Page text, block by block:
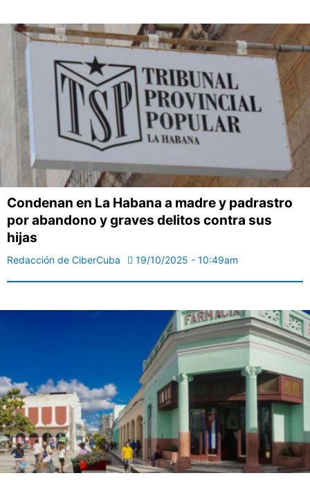
Condenan en La Habana a madre y padrastro
por abandono y graves delitos contra sus
hijas
Redacción de CiberCuba 19/10/2025 - 10:49am